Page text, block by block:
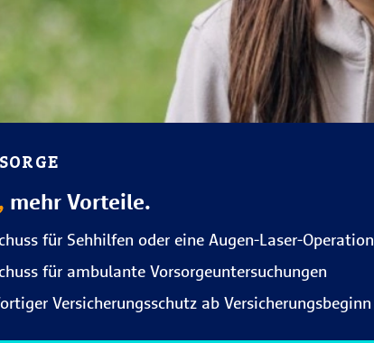
mehr Vorteile.
für Sehhilfen oder eine Augen-Laser-Operation
für ambulante Vorsorgeuntersuchungen
Versicherungsschutz ab Versicherungsbeginn